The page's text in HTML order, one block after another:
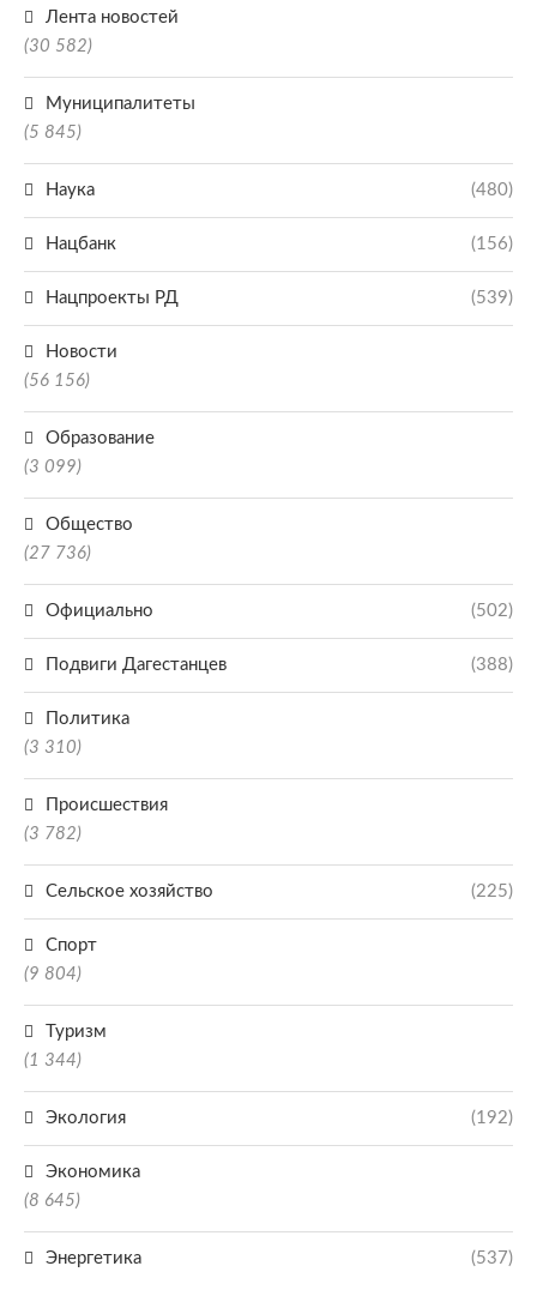
Лента новостей
(30 582)
Муниципалитеты
(5 845)
Наука (480)
Нацбанк (156)
Нацпроекты РД (539)
Новости
(56 156)
Образование
(3 099)
Общество
(27 736)
Официально (502)
Подвиги Дагестанцев (388)
Политика
(3 310)
Происшествия
(3 782)
Сельское хозяйство (225)
Спорт
(9 804)
Туризм
(1 344)
Экология (192)
Экономика
(8 645)
Энергетика (537)